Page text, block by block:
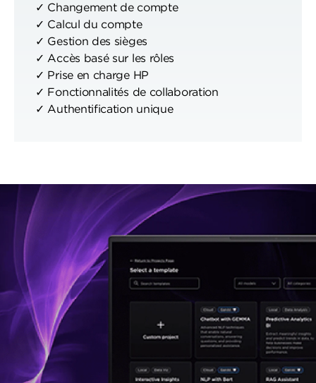
✓ Changement de compte
✓ Calcul du compte
✓ Gestion des sièges
✓ Accès basé sur les rôles
✓ Prise en charge HP
✓ Fonctionnalités de collaboration
✓ Authentification unique